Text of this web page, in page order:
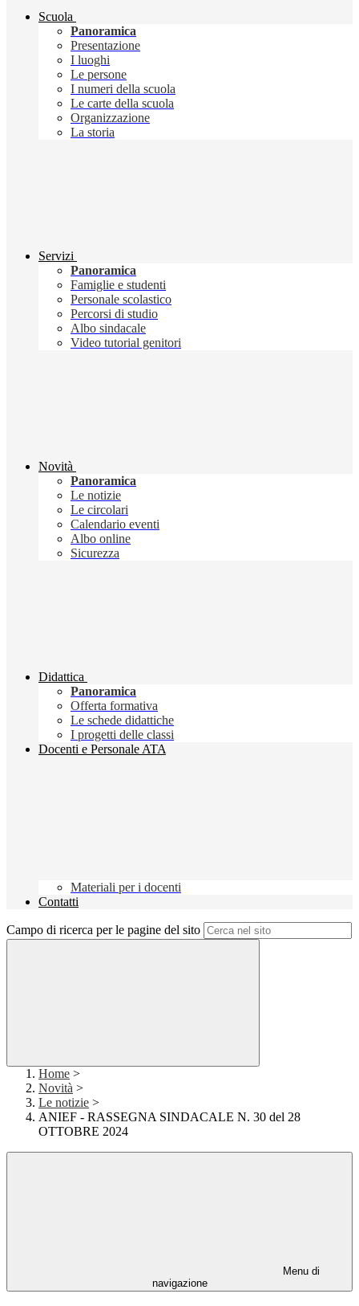
Scuola
Panoramica
Presentazione
I luoghi
Le persone
I numeri della scuola
Le carte della scuola
Organizzazione
La storia
Servizi
Panoramica
Famiglie e studenti
Personale scolastico
Percorsi di studio
Albo sindacale
Video tutorial genitori
Novità
Panoramica
Le notizie
Le circolari
Calendario eventi
Albo online
Sicurezza
Didattica
Panoramica
Offerta formativa
Le schede didattiche
I progetti delle classi
Docenti e Personale ATA
Materiali per i docenti
Contatti
Campo di ricerca per le pagine del sito
Home >
Novità >
Le notizie >
ANIEF - RASSEGNA SINDACALE N. 30 del 28
OTTOBRE 2024
Menu di
navigazione